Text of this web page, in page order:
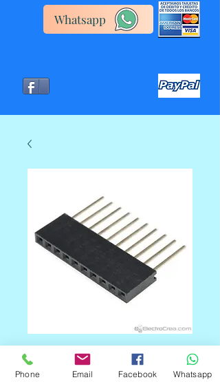
Whatsapp
TERMINAL DE 10
Phone Email Facebook Whatsapp